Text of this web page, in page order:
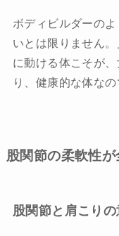
ボディビルダーの
いとは限りません
に動ける体こそが
り、健康的な体なの
股関節の柔軟性
股関節と肩こり